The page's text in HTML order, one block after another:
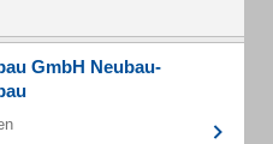
GmbH Neubau-